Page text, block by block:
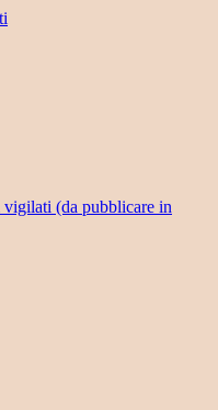
(da pubblicare in